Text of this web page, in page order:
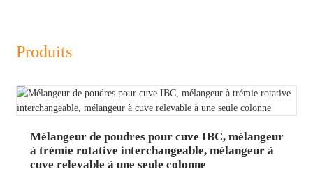
Produits
Mélangeur de poudres pour cuve IBC, mélangeur
à trémie rotative interchangeable, mélangeur à
cuve relevable à une seule colonne